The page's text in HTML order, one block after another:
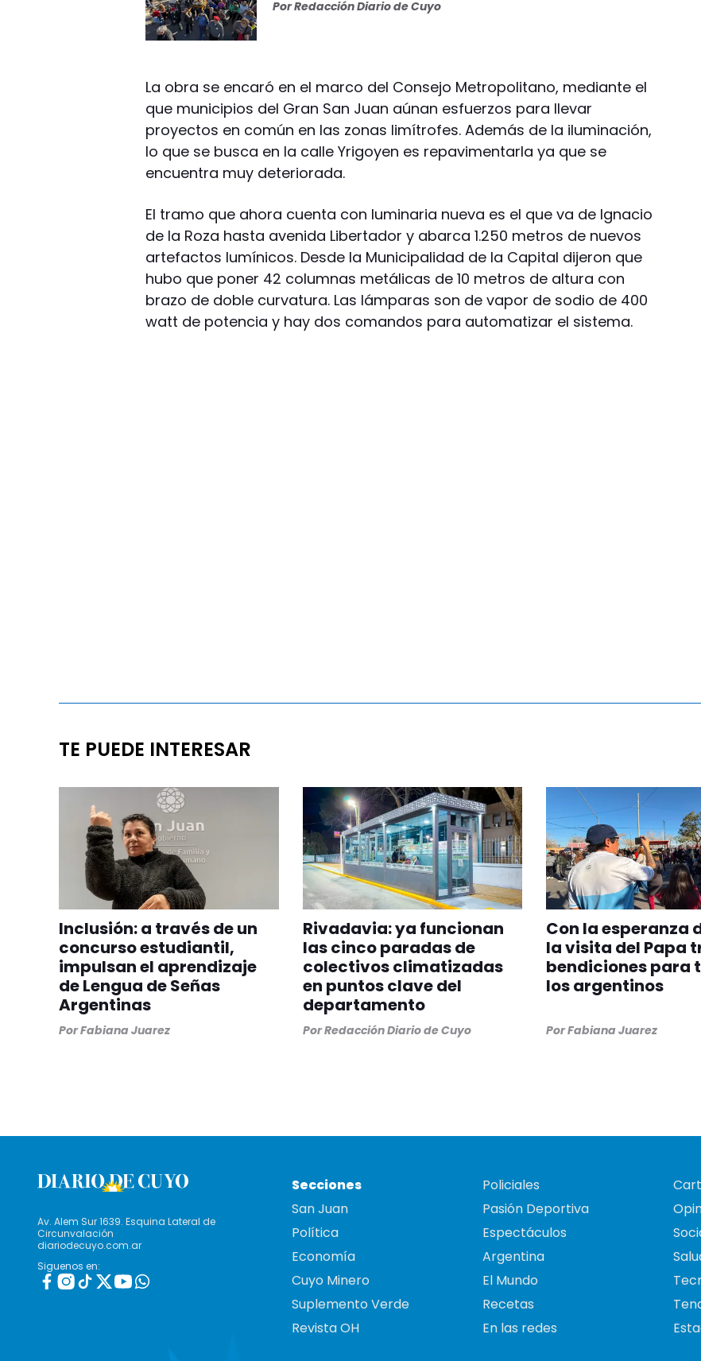
PorRedacción Diario de Cuyo
La obra se encaró en el marco del Consejo Metropolitano, mediante el
que municipios del Gran San Juan aúnan esfuerzos para llevar
proyectos en común en las zonas limítrofes. Además de la iluminación,
lo que se busca en la calle Yrigoyen es repavimentarla ya que se
encuentra muy deteriorada.
El tramo que ahora cuenta con luminaria nueva es el que va de Ignacio
de la Roza hasta avenida Libertador y abarca 1.250 metros de nuevos
artefactos lumínicos. Desde la Municipalidad de la Capital dijeron que
hubo que poner 42 columnas metálicas de 10 metros de altura con
brazo de doble curvatura. Las lámparas son de vapor de sodio de 400
watt de potencia y hay dos comandos para automatizar el sistema.
TE PUEDE INTERESAR
Inclusión: a través de un
concurso estudiantil,
impulsan el aprendizaje
de Lengua de Señas
Argentinas
PorFabiana Juarez
Rivadavia: ya funcionan
las cinco paradas de
colectivos climatizadas
en puntos clave del
departamento
PorRedacción Diario de Cuyo
Con la esperanza
la visita del Papa
bendiciones para
los argentinos
PorFabiana Juarez
Av. Alem Sur 1639. Esquina Lateral de
Circunvalación
diariodecuyo.com.ar
Siguenos en:
Secciones
San Juan
Política
Economía
Cuyo Minero
Suplemento Verde
Revista OH
Policiales
Pasión Deportiva
Espectáculos
Argentina
El Mundo
Recetas
En las redes